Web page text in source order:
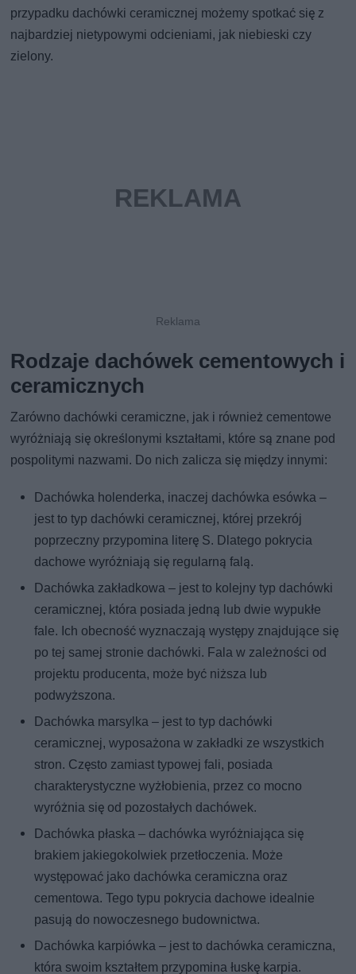
przypadku dachówki ceramicznej możemy spotkać się z
najbardziej nietypowymi odcieniami, jak niebieski czy
zielony.
Rodzaje dachówek cementowych i
ceramicznych
Zarówno dachówki ceramiczne, jak i również cementowe
wyróżniają się określonymi kształtami, które są znane pod
pospolitymi nazwami. Do nich zalicza się między innymi:
Dachówka holenderka, inaczej dachówka esówka –
jest to typ dachówki ceramicznej, której przekrój
poprzeczny przypomina literę S. Dlatego pokrycia
dachowe wyróżniają się regularną falą.
Dachówka zakładkowa – jest to kolejny typ dachówki
ceramicznej, która posiada jedną lub dwie wypukłe
fale. Ich obecność wyznaczają występy znajdujące się
po tej samej stronie dachówki. Fala w zależności od
projektu producenta, może być niższa lub
podwyższona.
Dachówka marsylka – jest to typ dachówki
ceramicznej, wyposażona w zakładki ze wszystkich
stron. Często zamiast typowej fali, posiada
charakterystyczne wyżłobienia, przez co mocno
wyróżnia się od pozostałych dachówek.
Dachówka płaska – dachówka wyróżniająca się
brakiem jakiegokolwiek przetłoczenia. Może
występować jako dachówka ceramiczna oraz
cementowa. Tego typu pokrycia dachowe idealnie
pasują do nowoczesnego budownictwa.
Dachówka karpiówka – jest to dachówka ceramiczna,
która swoim kształtem przypomina łuskę karpia.